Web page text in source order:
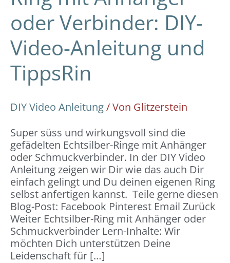
oder Verbinder: DIY-
Video-Anleitung und
TippsRin
DIY Video Anleitung/ Von Glitzerstein
Super süss und wirkungsvoll sind die
gefädelten Echtsilber-Ringe mit Anhänger
oder Schmuckverbinder. In der DIY Video
Anleitung zeigen wir Dir wie das auch Dir
einfach gelingt und Du deinen eigenen Ring
selbst anfertigen kannst. Teile gerne diesen
Blog-Post: Facebook Pinterest Email Zurück
Weiter Echtsilber-Ring mit Anhänger oder
Schmuckverbinder Lern-Inhalte: Wir
möchten Dich unterstützen Deine
Leidenschaft für […]